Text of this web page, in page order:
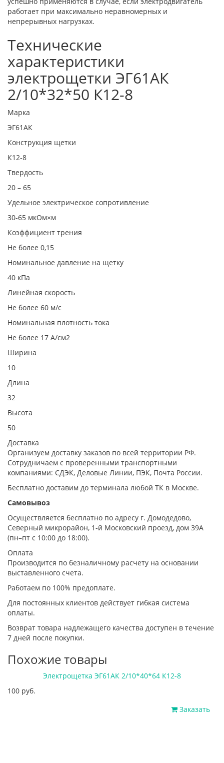
работает при максимально неравномерных и
непрерывных нагрузках.
Технические
характеристики
электрощетки ЭГ61АК
2/10*32*50 К12-8
Марка
ЭГ61АК
Конструкция щетки
К12-8
Твердость
20 – 65
Удельное электрическое сопротивление
30-65 мкОм×м
Коэффициент трения
Не более 0,15
Номинальное давление на щетку
40 кПа
Линейная скорость
Не более 60 м/с
Номинальная плотность тока
Не более 17 А/см2
Ширина
10
Длина
32
Высота
50
Доставка
Организуем доставку заказов по всей территории РФ.
Сотрудничаем с проверенными транспортными
компаниями: СДЭК, Деловые Линии, ПЭК, Почта России.
Бесплатно доставим до терминала любой ТК в Москве.
Самовывоз
Осуществляется бесплатно по адресу г. Домодедово,
Северный микрорайон, 1-й Московский проезд, дом 39А
(пн–пт с 10:00 до 18:00).
Оплата
Производится по безналичному расчету на основании
выставленного счета.
Работаем по 100% предоплате.
Для постоянных клиентов действует гибкая система
оплаты.
Возврат товара надлежащего качества доступен в течение
7 дней после покупки.
Похожие товары
Электрощетка ЭГ61АК 2/10*40*64 К12-8
100 руб.
Заказать